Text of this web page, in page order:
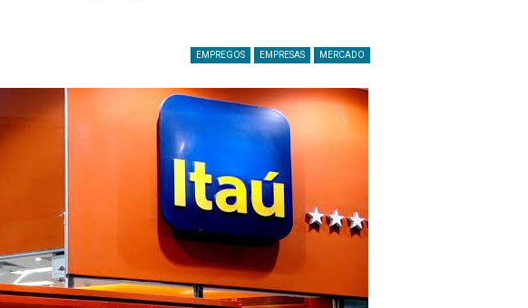
EMPREGOS EMPRESAS MERCADO